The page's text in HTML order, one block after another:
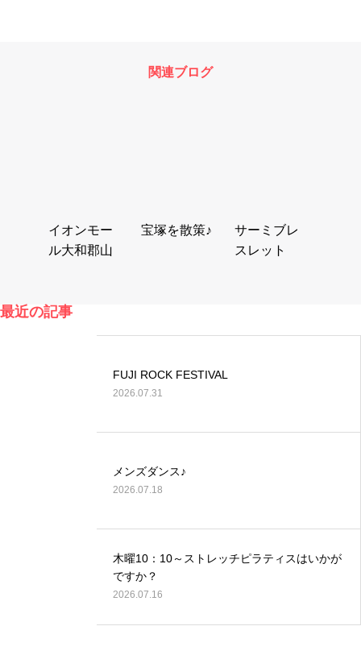
関連ブログ
イオンモー
ル大和郡山
宝塚を散策♪
サーミブレ
スレット
最近の記事
FUJI ROCK FESTIVAL
2026.07.31
メンズダンス♪
2026.07.18
木曜10：10～ストレッチピラティスはいかが
ですか？
2026.07.16